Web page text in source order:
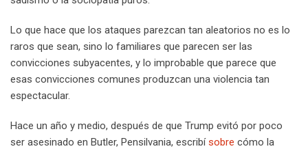
Lo que hace que los ataques parezcan tan aleatorios no es lo
raros que sean, sino lo familiares que parecen ser las
convicciones subyacentes, y lo improbable que parece que
esas convicciones comunes produzcan una violencia tan
espectacular.
Hace un año y medio, después de que Trump evitó por poco
ser asesinado en Butler, Pensilvania, escribísobre cómo la